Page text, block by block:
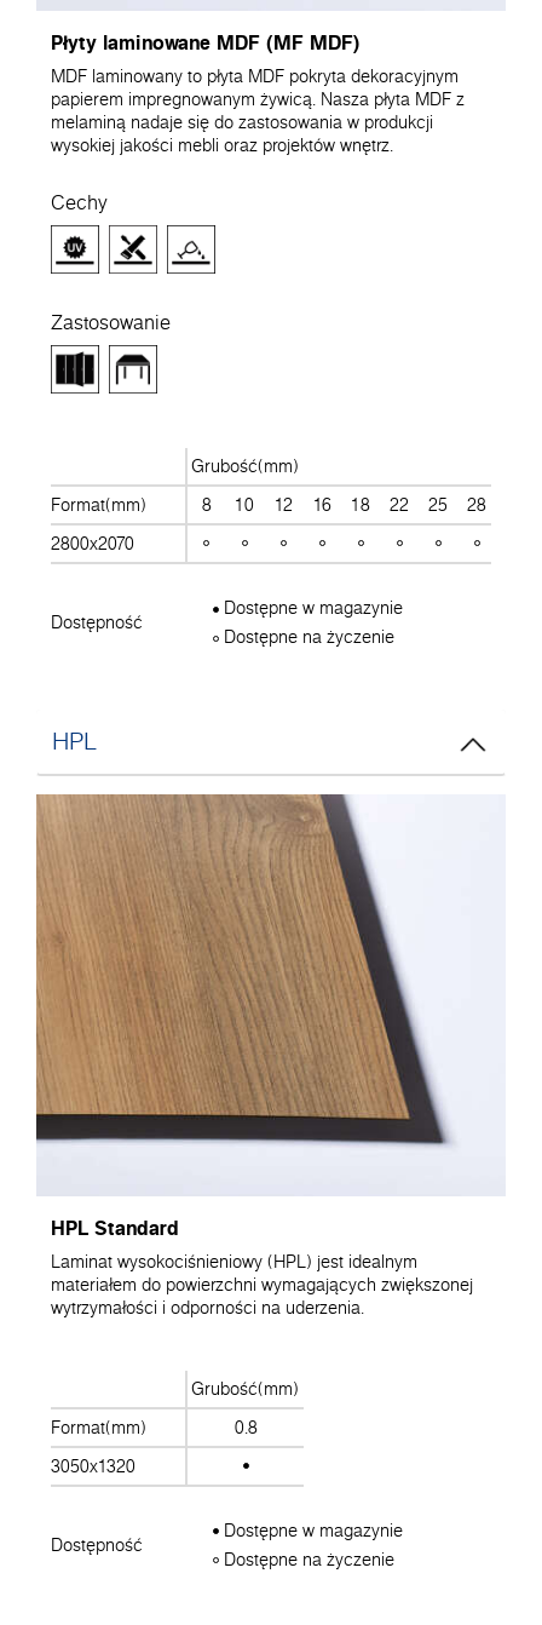
Płyty laminowane MDF (MF MDF)
MDF laminowany to płyta MDF pokryta dekoracyjnym
papierem impregnowanym żywicą. Nasza płyta MDF z
melaminą nadaje się do zastosowania w produkcji
wysokiej jakości mebli oraz projektów wnętrz.
Cechy
Zastosowanie
Grubość(mm)
Format(mm)
8 10 12 16 18 22 25 28
2800x2070
Dostępność
Dostępne w magazynie
Dostępne na życzenie
HPL
HPL Standard
Laminat wysokociśnieniowy (HPL) jest idealnym
materiałem do powierzchni wymagających zwiększonej
wytrzymałości i odporności na uderzenia.
Grubość(mm)
Format(mm)
0.8
3050x1320
Dostępność
Dostępne w magazynie
Dostępne na życzenie